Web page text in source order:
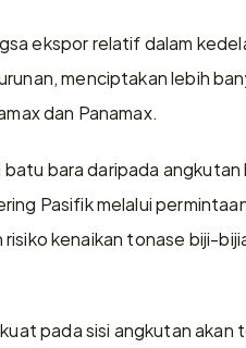
ekspor relatif dalam
menciptakan lebih
dan Panamax.
bara daripada
Pasifik melalui
kenaikan tonase biji-
pada sisi angkutan akan